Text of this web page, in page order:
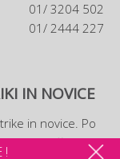
01/ 3204 502
01/ 2444 227
IN NOVICE
in novice. Po
e-priročnik